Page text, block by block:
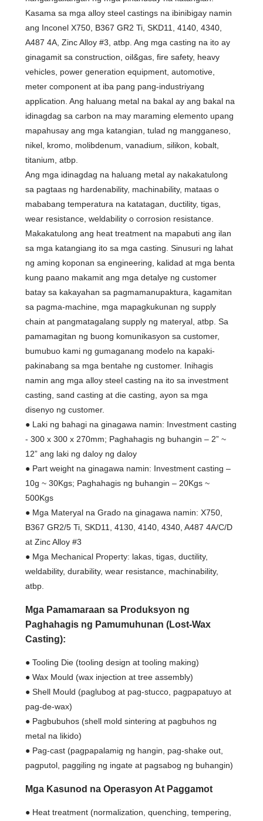
Kasama sa mga alloy steel castings na ibinibigay namin
ang Inconel X750, B367 GR2 Ti, SKD11, 4140, 4340,
A487 4A, Zinc Alloy #3, atbp. Ang mga casting na ito ay
ginagamit sa construction, oil&gas, fire safety, heavy
vehicles, power generation equipment, automotive,
meter component at iba pang pang-industriyang
application. Ang haluang metal na bakal ay ang bakal na
idinagdag sa carbon na may maraming elemento upang
mapahusay ang mga katangian, tulad ng mangganeso,
nikel, kromo, molibdenum, vanadium, silikon, kobalt,
titanium, atbp.
Ang mga idinagdag na haluang metal ay nakakatulong
sa pagtaas ng hardenability, machinability, mataas o
mababang temperatura na katatagan, ductility, tigas,
wear resistance, weldability o corrosion resistance.
Makakatulong ang heat treatment na mapabuti ang ilan
sa mga katangiang ito sa mga casting. Sinusuri ng lahat
ng aming koponan sa engineering, kalidad at mga benta
kung paano makamit ang mga detalye ng customer
batay sa kakayahan sa pagmamanupaktura, kagamitan
sa pagma-machine, mga mapagkukunan ng supply
chain at pangmatagalang supply ng materyal, atbp. Sa
pamamagitan ng buong komunikasyon sa customer,
bumubuo kami ng gumaganang modelo na kapaki-
pakinabang sa mga bentahe ng customer. Inihagis
namin ang mga alloy steel casting na ito sa investment
casting, sand casting at die casting, ayon sa mga
disenyo ng customer.
● Laki ng bahagi na ginagawa namin: Investment casting
- 300 x 300 x 270mm; Paghahagis ng buhangin – 2” ~
12” ang laki ng daloy ng daloy
● Part weight na ginagawa namin: Investment casting –
10g ~ 30Kgs; Paghahagis ng buhangin – 20Kgs ~
500Kgs
● Mga Materyal na Grado na ginagawa namin: X750,
B367 GR2/5 Ti, SKD11, 4130, 4140, 4340, A487 4A/C/D
at Zinc Alloy #3
● Mga Mechanical Property: lakas, tigas, ductility,
weldability, durability, wear resistance, machinability,
atbp.
Mga Pamamaraan sa Produksyon ng
Paghahagis ng Pamumuhunan (Lost-Wax
Casting):
● Tooling Die (tooling design at tooling making)
● Wax Mould (wax injection at tree assembly)
● Shell Mould (paglubog at pag-stucco, pagpapatuyo at
pag-de-wax)
● Pagbubuhos (shell mold sintering at pagbuhos ng
metal na likido)
● Pag-cast (pagpapalamig ng hangin, pag-shake out,
pagputol, paggiling ng ingate at pagsabog ng buhangin)
Mga Kasunod na Operasyon At Paggamot
● Heat treatment (normalization, quenching, tempering,